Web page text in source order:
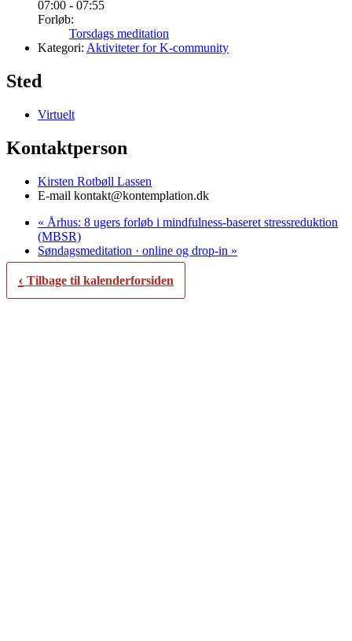
07:00 - 07:55
Forløb:
Torsdags meditation
Kategori: Aktiviteter for K-community
Sted
Virtuelt
Kontaktperson
Kirsten Rotbøll Lassen
E-mail kontakt@kontemplation.dk
« Århus: 8 ugers forløb i mindfulness-baseret stressreduktion
(MBSR)
Søndagsmeditation · online og drop-in »
‹ Tilbage til kalenderforsiden